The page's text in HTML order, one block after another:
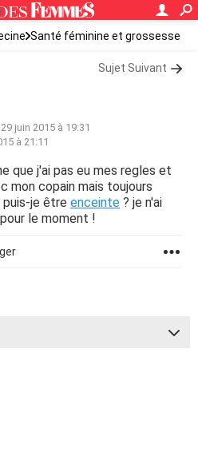
Santé féminine et grossesse
Sujet Suivant
juin 2015 à 19:31
à 21:11
que j'ai pas eu mes regles et
mon copain mais toujours
je être enceinte ? je n'ai
le moment !